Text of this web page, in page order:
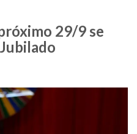
29/9 se